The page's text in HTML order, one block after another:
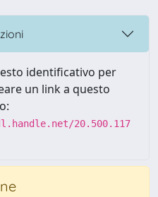
identificativo per
un link a questo
20.500.117